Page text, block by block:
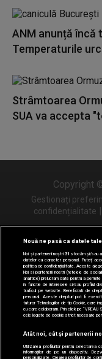
ANM anunță încă
Temperaturile
Strâmtoarea
SUA va accepta
Copyright
Gestionați
confidențialitate |
Nouă ne pasă ca datele
Noi și partenerii noștri31 stocăm și/sau
datelor cu caracter personal. Puteți
politica de confidențialitate. Aceste
Noi si partenerii nostri (retelele de
analitice) prelucram date pentru a
in functie de interesele si/sau profilul
traficul pe website. Beneficiati de
personal. Aceste drepturi pot fi
tuturor Tehnologiilor de tip Cookie, care
cu care colaboram. Prin click pe “VREAU
cele legate de cookie strict necesare
Atât noi, cât și partenerii
Utilizarea profilurilor pentru selectarea
informațiilor de pe un dispozitiv.
personalizate. Crearea profilurilor de